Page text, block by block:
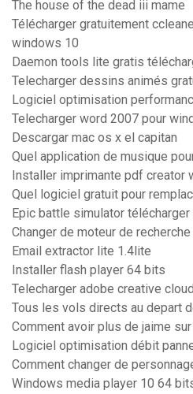
The house of the dead iii mame
Télécharger gratuitement
windows 10
Daemon tools lite gratis
Telecharger dessins animés
Logiciel optimisation
Telecharger word 2007 pour
Descargar mac os x el capitan
Quel application de musique
Installer imprimante pdf creator
Quel logiciel gratuit pour
Epic battle simulator
Changer de moteur de
Email extractor lite 1.4lite
Installer flash player 64 bits
Telecharger adobe creative
Tous les vols directs au depart
Comment avoir plus de jaime
Logiciel optimisation débit
Comment changer de
Windows media player 10 64